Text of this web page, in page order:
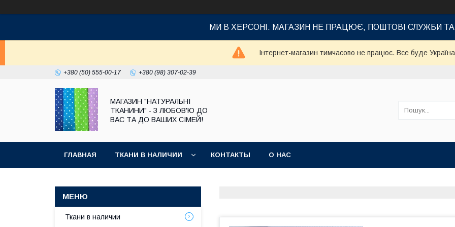
МИ В ХЕРСОНІ. МАГАЗИН НЕ ПРАЦЮЄ, ПОШТОВІ СЛУЖБИ
Інтернет-магазин тимчасово не працює. Все буде
+380 (50) 555-00-17 +380 (98) 307-02-39
МАГАЗИН "НАТУРАЛЬНІ
ТКАНИНИ" - З ЛЮБОВ'Ю ДО
ВАС ТА ДО ВАШИХ СІМЕЙ!
ГЛАВНАЯ ТКАНИ В НАЛИЧИИ КОНТАКТЫ О НАС
Ткани в наличии